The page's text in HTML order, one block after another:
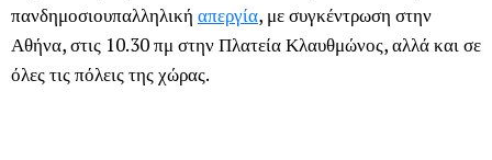
πανδημοσιουπαλληλική απεργία, με συγκέντρωση στην
Αθήνα, στις 10.30 πμ στην Πλατεία Κλαυθμώνος, αλλά και σε
όλες τις πόλεις της χώρας.